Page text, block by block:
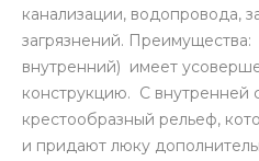
канализации, водопровода,
загрязнений.
внутренний) имеет
конструкцию. С внутренней
крестообразный рельеф,
и придают люку